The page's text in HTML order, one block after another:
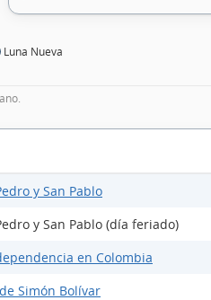
Luna Nueva
y San Pablo
y San Pablo (día feriado)
en Colombia
Simón Bolívar